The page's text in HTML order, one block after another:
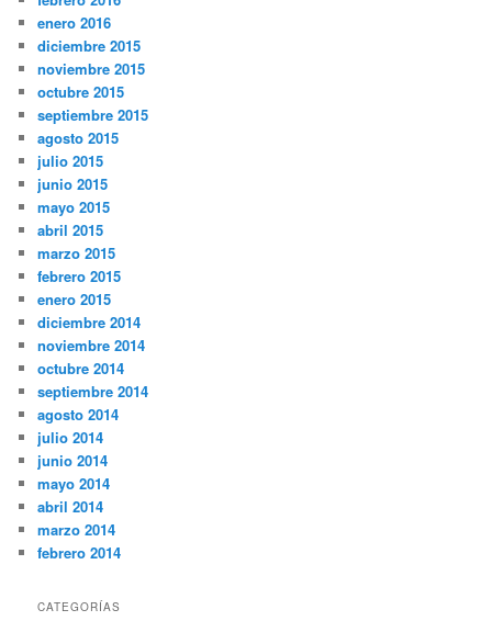
enero 2016
diciembre 2015
noviembre 2015
octubre 2015
septiembre 2015
agosto 2015
julio 2015
junio 2015
mayo 2015
abril 2015
marzo 2015
febrero 2015
enero 2015
diciembre 2014
noviembre 2014
octubre 2014
septiembre 2014
agosto 2014
julio 2014
junio 2014
mayo 2014
abril 2014
marzo 2014
febrero 2014
CATEGORÍAS